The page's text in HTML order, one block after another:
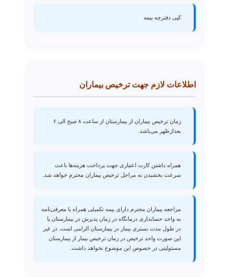
کپی دفترچه بیمه
اطلاعات لازم جهت ترخیص بیماران
زمان ترخیص بیماران از بیمارستان از ساعت ۸ صبح الی ۶
بعدازظهر می‌باشد.
همراه داشتن کارت اعتباری جهت پرداخت هزینه‌ها باعث
سرعت بخشیدن به مراحل ترخیص بیماران محترم خواهد شد.
مراجعه بیماران محترم دارای بیمه تکمیلی همراه با معرفی‌نامه
به واحد حسابداری درمانگاه در زمان پذیرش در بیمارستان یا
در طول مدت بستری بیمار در بیمارستان الزامی است. در غیر
این صورت واحد ترخیص در زمان ترخیص بیمار از بیمارستان
مسئولیتی در خصوص این موضوع نخواهد داشت.